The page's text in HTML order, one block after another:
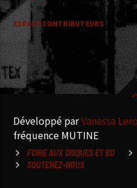
ESPACE CONTRIBUTEURS
Développé parVanessa
fréquence MUTINE
FOIRE AUX DISQUES ET BD
SOUTENEZ-NOUS